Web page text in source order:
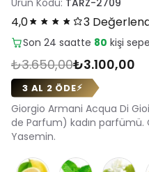
Ürün Kodu: TARZ-2709
4,0 3
Son 24 saatte 20 adet
₺3.650,00₺3.100,00
3 AL 2 ÖDE⚡
Giorgio Armani Acqua Di
de Parfum) kadın parfümü.
Yasemin.